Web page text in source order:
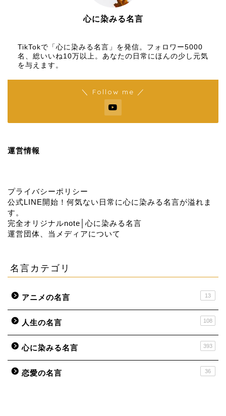
心に染みる名言
TikTokで「心に染みる名言」を発信。フォロワー5000
名、総いいね10万以上。あなたの日常にほんの少し元気
を与えます。
＼ Follow me ／
運営情報
プライバシーポリシー
公式LINE開始！何気ない日常に心に染みる名言が溢れま
す。
完全オリジナルnote│心に染みる名言
運営団体、当メディアについて
名言カテゴリ
アニメの名言 13
人生の名言 108
心に染みる名言 393
恋愛の名言 36